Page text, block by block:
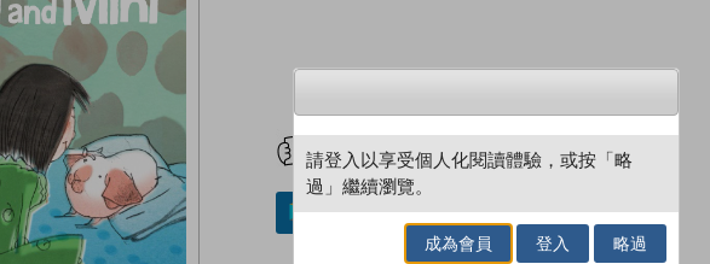
試閲 加入閱讀紀錄
加入／閱讀電子書
請登入以享受個人化閱讀體驗，或按「略
過」繼續瀏覽。
成為會員 登入 略過